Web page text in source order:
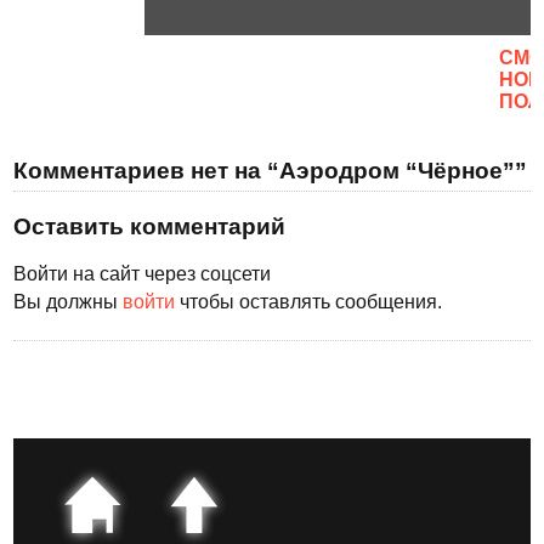
Комментариев нет на “Аэродром “Чёрное””
Оставить комментарий
Войти на сайт через соцсети
Вы должны войти чтобы оставлять сообщения.